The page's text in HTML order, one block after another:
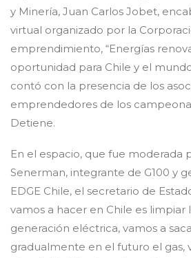
y Minería, Juan Carlos Jobet,
virtual organizado por la
emprendimiento, “Energías
oportunidad para Chile y el
contó con la presencia de los
emprendedores de los
Detiene.
En el espacio, que fue moderada
Senerman, integrante de G100 y
EDGE Chile, el secretario de
vamos a hacer en Chile es limpiar
generación eléctrica, vamos a
gradualmente en el futuro el gas,